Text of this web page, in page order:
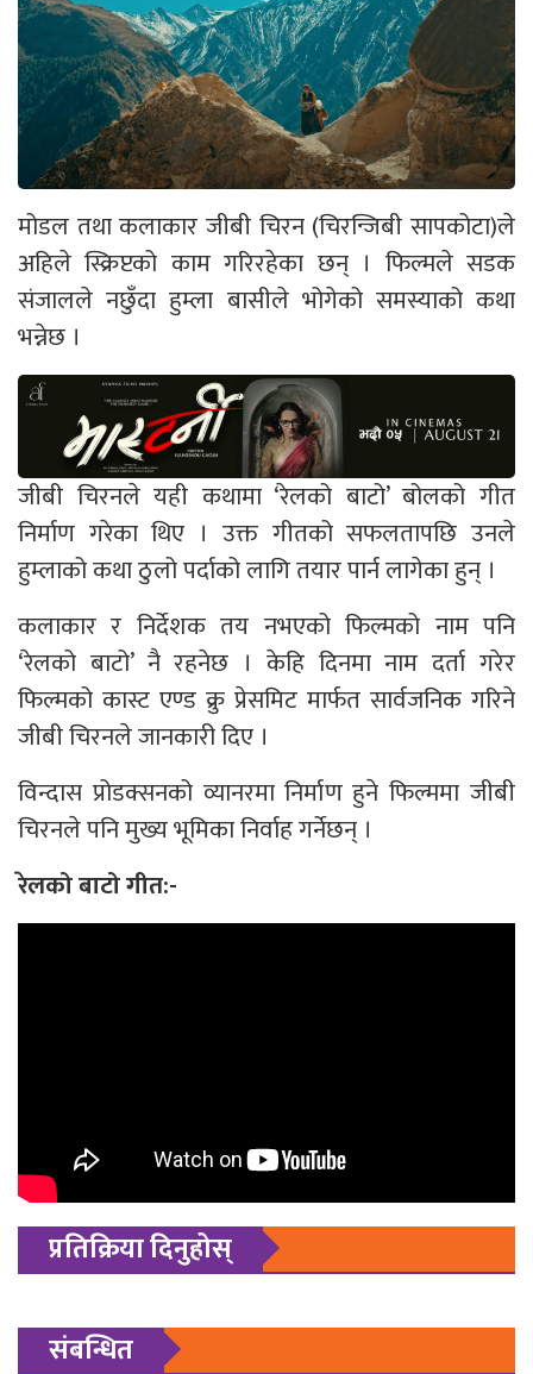
मोडल तथा कलाकार जीबी चिरन (चिरन्जिबी सापकोटा)ले
अहिले स्क्रिप्टको काम गरिरहेका छन् । फिल्मले सडक
संजालले नछुँदा हुम्ला बासीले भोगेको समस्याको कथा
भन्नेछ ।
जीबी चिरनले यही कथामा ‘रेलको बाटो’ बोलको गीत
निर्माण गरेका थिए । उक्त गीतको सफलतापछि उनले
हुम्लाको कथा ठुलो पर्दाको लागि तयार पार्न लागेका हुन् ।
कलाकार र निर्देशक तय नभएको फिल्मको नाम पनि
‘रेलको बाटो’ नै रहनेछ । केहि दिनमा नाम दर्ता गरेर
फिल्मको कास्ट एण्ड क्रु प्रेसमिट मार्फत सार्वजनिक गरिने
जीबी चिरनले जानकारी दिए ।
विन्दास प्रोडक्सनको व्यानरमा निर्माण हुने फिल्ममा जीबी
चिरनले पनि मुख्य भूमिका निर्वाह गर्नेछन् ।
रेलको बाटो गीत:-
प्रतिक्रिया दिनुहोस्
संबन्धित